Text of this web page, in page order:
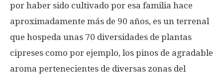
por haber sido cultivado por esa familia hace
aproximadamente más de 90 años, es un terrenal
que hospeda unas 70 diversidades de plantas
cipreses como por ejemplo, los pinos de agradable
aroma pertenecientes de diversas zonas del